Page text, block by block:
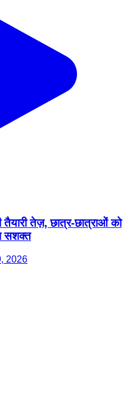
तैयारी तेज़, छात्र-छात्राओं को
सशक्त
2026